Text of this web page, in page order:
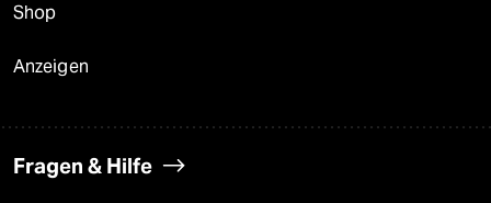
Shop
Anzeigen
Fragen & Hilfe